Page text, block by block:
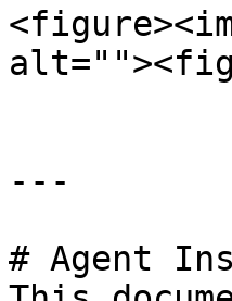
---
# Agent